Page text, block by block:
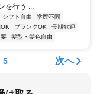
を行う ...
シフト自由
学歴不問
ブランクOK
長期歓迎
髪型・髪色自由
5 次へ